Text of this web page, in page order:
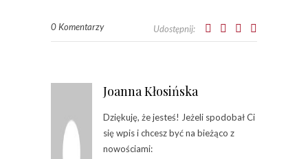
0 Komentarzy Udostępnij:
Joanna Kłosińska
Dziękuję, że jesteś! Jeżeli spodobał Ci
się wpis i chcesz być na bieżąco z
nowościami: